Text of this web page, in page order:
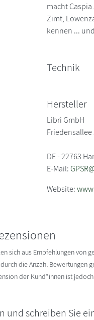
macht
Zimt,
kennen ...
Technik
Hersteller
Libri GmbH
Friedensallee
DE - 22763
E-Mail:
Website:
sich aus Empfehlungen von
die Anzahl Bewertungen
der Kund*innen ist
und schreiben Sie